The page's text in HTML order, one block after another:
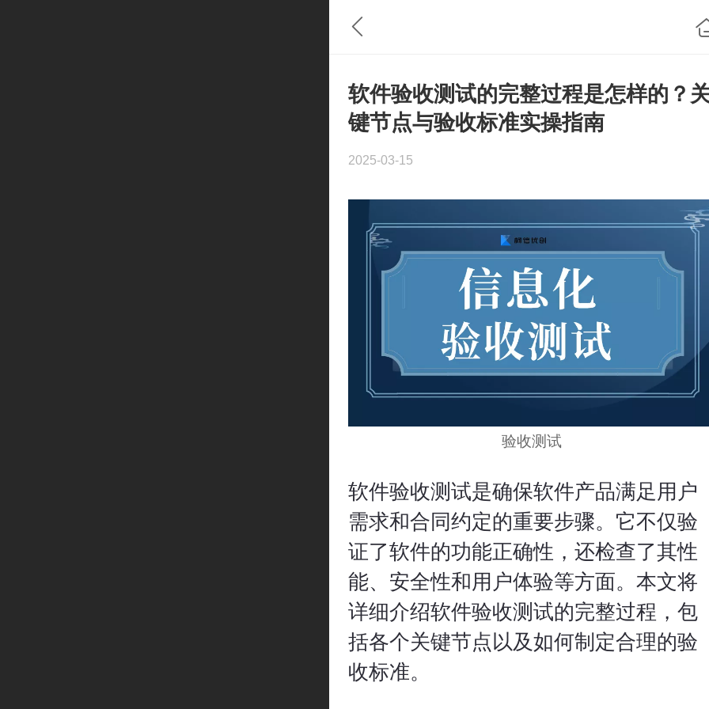
软件验收测试的完整过程是怎样的？
键节点与验收标准实操指南
2025-03-15
验收测试
软件验收测试是确保软件产品满足用户
需求和合同约定的重要步骤。它不仅验
证了软件的功能正确性，还检查了其性
能、安全性和用户体验等方面。本文将
详细介绍软件验收测试的完整过程，包
括各个关键节点以及如何制定合理的验
收标准。